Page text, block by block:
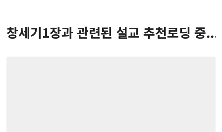
창세기1장과 관련된 설교 추천로딩 중...